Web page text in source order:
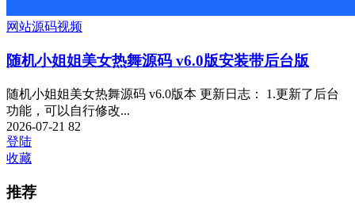
网站源码视频
随机小姐姐美女热舞源码 v6.0版安装带后台版
随机小姐姐美女热舞源码 v6.0版本 更新日志： 1.更新了后台
功能，可以自行修改...
2026-07-21 82
登陆
收藏
推荐